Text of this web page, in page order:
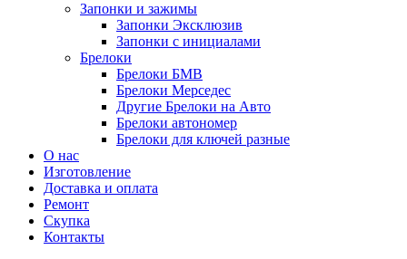
Запонки и зажимы
Запонки Эксклюзив
Запонки с инициалами
Брелоки
Брелоки БМВ
Брелоки Мерседес
Другие Брелоки на Авто
Брелоки автономер
Брелоки для ключей разные
О нас
Изготовление
Доставка и оплата
Ремонт
Скупка
Контакты